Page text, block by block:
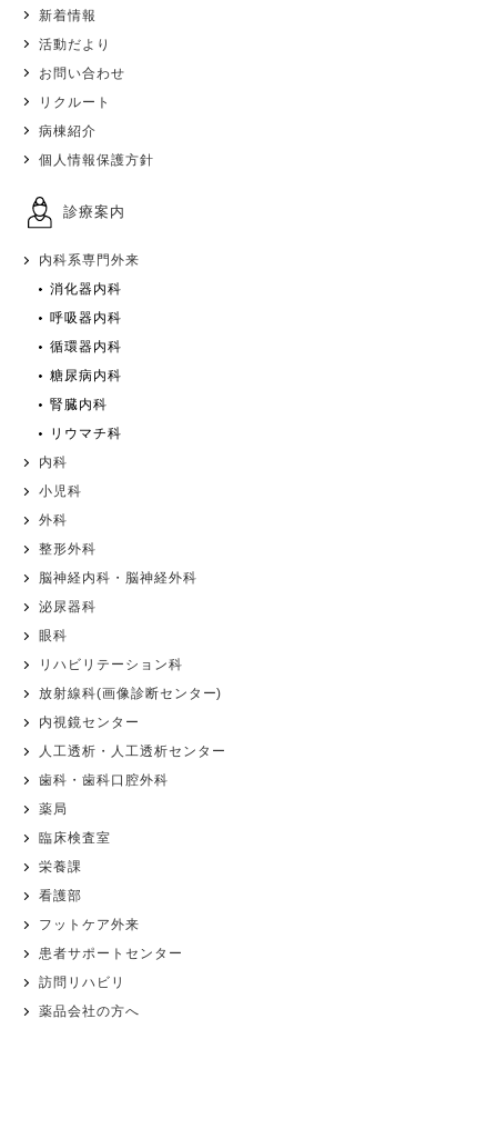
新着情報
活動だより
お問い合わせ
リクルート
病棟紹介
個人情報保護方針
診療案内
内科系専門外来
消化器内科
呼吸器内科
循環器内科
糖尿病内科
腎臓内科
リウマチ科
内科
小児科
外科
整形外科
脳神経内科・脳神経外科
泌尿器科
眼科
リハビリテーション科
放射線科(画像診断センター)
内視鏡センター
人工透析・人工透析センター
歯科・歯科口腔外科
薬局
臨床検査室
栄養課
看護部
フットケア外来
患者サポートセンター
訪問リハビリ
薬品会社の方へ